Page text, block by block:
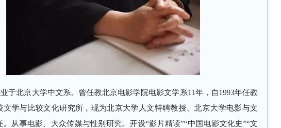
于北京大学中文系。曾任教北京电影学院电影文学系11年，自1993年任教
文学与比较文化研究所，现为北京大学人文特聘教授、北京大学电影与文
从事电影、大众传媒与性别研究。开设“影片精读”“中国电影文化史”“文